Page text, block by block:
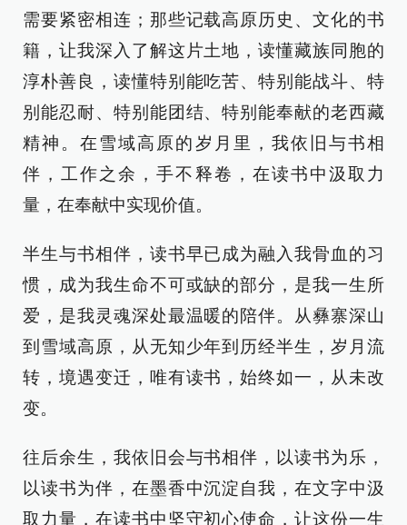
需要紧密相连；那些记载高原历史、文化的书
籍，让我深入了解这片土地，读懂藏族同胞的
淳朴善良，读懂特别能吃苦、特别能战斗、特
别能忍耐、特别能团结、特别能奉献的老西藏
精神。在雪域高原的岁月里，我依旧与书相
伴，工作之余，手不释卷，在读书中汲取力
量，在奉献中实现价值。
半生与书相伴，读书早已成为融入我骨血的习
惯，成为我生命不可或缺的部分，是我一生所
爱，是我灵魂深处最温暖的陪伴。从彝寨深山
到雪域高原，从无知少年到历经半生，岁月流
转，境遇变迁，唯有读书，始终如一，从未改
变。
往后余生，我依旧会与书相伴，以读书为乐，
以读书为伴，在墨香中沉淀自我，在文字中汲
取力量，在读书中坚守初心使命，让这份一生